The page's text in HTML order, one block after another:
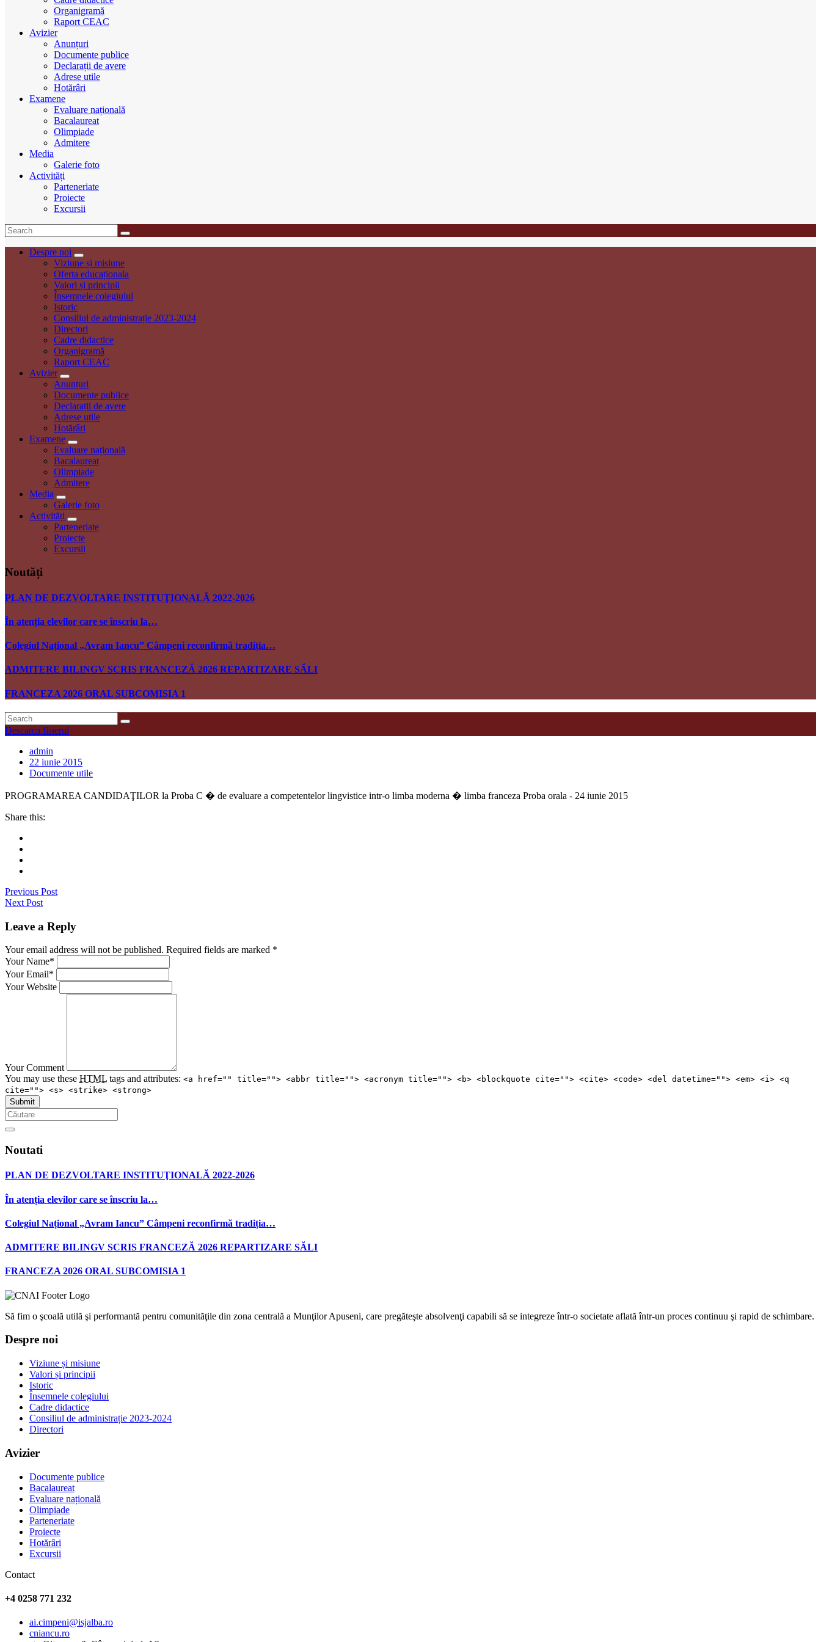
Organigramă
Raport CEAC
Avizier
Anunțuri
Documente publice
Declarații de avere
Adrese utile
Hotărâri
Examene
Evaluare națională
Bacalaureat
Olimpiade
Admitere
Media
Galerie foto
Activități
Parteneriate
Proiecte
Excursii
Despre noi
Viziune și misiune
Oferta educaționala
Valori și principii
Însemnele colegiului
Istoric
Consiliul de administrație 2023-2024
Directori
Cadre didactice
Organigramă
Raport CEAC
Avizier
Anunțuri
Documente publice
Declarații de avere
Adrese utile
Hotărâri
Examene
Evaluare națională
Bacalaureat
Olimpiade
Admitere
Media
Galerie foto
Activități
Parteneriate
Proiecte
Excursii
Noutăți
PLAN DE DEZVOLTARE INSTITUŢIONALĂ 2022-2026
În atenția elevilor care se înscriu la…
Colegiul Național „Avram Iancu” Câmpeni reconfirmă tradiția…
ADMITERE BILINGV SCRIS FRANCEZĂ 2026 REPARTIZARE SĂLI
FRANCEZA 2026 ORAL SUBCOMISIA 1
Descarca fisierul
admin
22 iunie 2015
Documente utile
PROGRAMAREA CANDIDAŢILOR la Proba C � de evaluare a competentelor lingvistice intr-o limba moderna � limba franceza Proba orala - 24 iunie 2015
Share this:
Previous Post
Next Post
Leave a Reply
Your email address will not be published. Required fields are marked *
Your Name*
Your Email*
Your Website
Your Comment
You may use these HTML tags and attributes: <a href="" title=""> <abbr title=""> <acronym title=""> <b> <blockquote cite=""> <cite> <code> <del datetime=""> <em> <i> <q
cite=""> <s> <strike> <strong>
Noutati
PLAN DE DEZVOLTARE INSTITUŢIONALĂ 2022-2026
În atenția elevilor care se înscriu la…
Colegiul Național „Avram Iancu” Câmpeni reconfirmă tradiția…
ADMITERE BILINGV SCRIS FRANCEZĂ 2026 REPARTIZARE SĂLI
FRANCEZA 2026 ORAL SUBCOMISIA 1
Să fim o şcoală utilă şi performantă pentru comunităţile din zona centrală a Munţilor Apuseni, care pregăteşte absolvenţi capabili să se integreze într-o societate aflată într-un proces continuu şi rapid de schimbare.
Despre noi
Viziune și misiune
Valori și principii
Istoric
Însemnele colegiului
Cadre didactice
Consiliul de administrație 2023-2024
Directori
Avizier
Documente publice
Bacalaureat
Evaluare națională
Olimpiade
Parteneriate
Proiecte
Hotărâri
Excursii
Contact
+4 0258 771 232
ai.cimpeni@isjalba.ro
cniancu.ro